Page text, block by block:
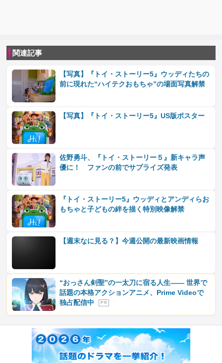
関連記事
【写真】『トイ・ストーリー5』ウッディたちの
前に現れた“ハイテクおもちゃ”の場面写真解禁
【写真】『トイ・ストーリー5』US版ポスター
佐野勇斗、『トイ・ストーリー５』新キャラ声
優に！ ファンの前でサプライズ発表
『トイ・ストーリー5』ウッディとアンディらお
もちゃと子どもの絆を描く特別映像解禁
【週末なに見る？】今週公開の最新映画情報
“おっさん剣聖”の一太刀に宿る人生―― 世界で
話題の本格アクションアニメ、Prime Videoで
独占配信中
P R